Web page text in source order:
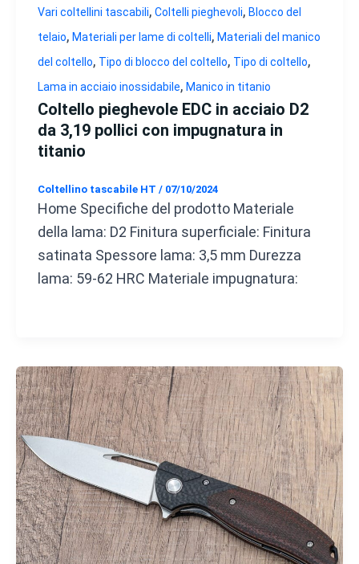
Vari coltellini tascabili, Coltelli pieghevoli, Blocco del
telaio, Materiali per lame di coltelli, Materiali del manico
del coltello, Tipo di blocco del coltello, Tipo di coltello,
Lama in acciaio inossidabile, Manico in titanio
Coltello pieghevole EDC in acciaio D2
da 3,19 pollici con impugnatura in
titanio
Coltellino tascabile HT / 07/10/2024
Home Specifiche del prodotto Materiale
della lama: D2 Finitura superficiale: Finitura
satinata Spessore lama: 3,5 mm Durezza
lama: 59-62 HRC Materiale impugnatura: